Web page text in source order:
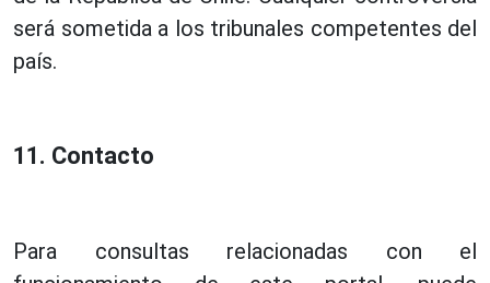
será sometida a los tribunales competentes del
país.
11. Contacto
Para consultas relacionadas con el